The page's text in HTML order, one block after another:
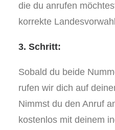
die du anrufen
korrekte
3. Schritt:
Sobald du beide
rufen wir dich auf
Nimmst du den Anruf
kostenlos mit deinem